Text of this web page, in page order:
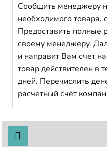
Сообщить менеджеру
необходимого товара,
Предоставить полные
своему менеджеру.
и направит Вам счет
товар действителен в
дней. Перечислить
расчетный счёт